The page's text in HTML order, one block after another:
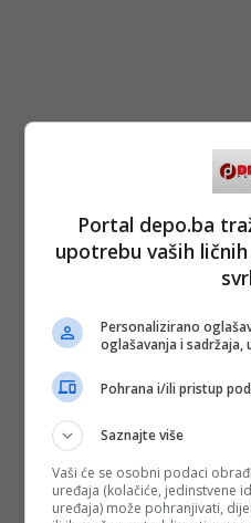
Portal depo.ba
upotrebu vaših
Personalizirano
oglašavanja i sadržaja,
Pohrana i/ili pristup
Saznajte više
Vaši će se osobni podaci
uređaja (kolačiće, jedinstvene
uređaja) može pohranjivati,